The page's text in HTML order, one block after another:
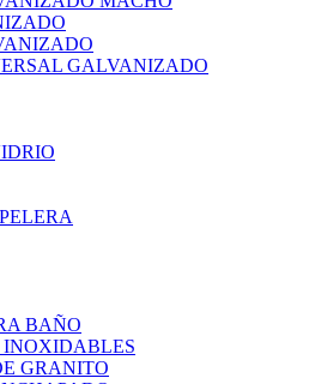
GALVANIZADO
BAÑO
INOXIDABLES
GRANITO